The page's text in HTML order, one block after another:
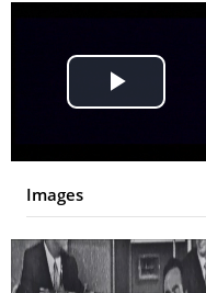
Play
Video
Images